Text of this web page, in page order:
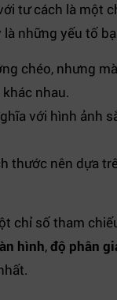
tư cách là một
những yếu tố
chéo, nhưng
nhau.
với hình ảnh
thước nên dựa
chỉ số tham
hình,độ phân